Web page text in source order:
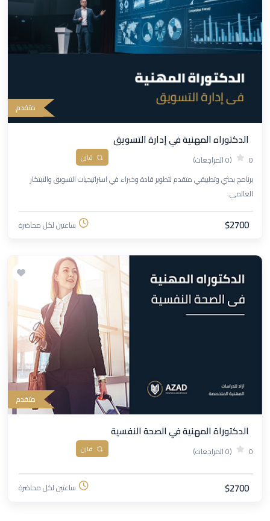
متقدم
الدكتوراه المهنية في إدارة التسويق
0 (0 المراجعات) قارن
برنامج بحثي وتطبيقي متقدم لتطوير قادة وخبراء في استراتيجيات التسويق والابتكار
العالمي.
$2700 ساعتين لكل محاضرة
متقدم
الدكتوراة المهنية في الصحة النفسية
0 (0 المراجعات) قارن
$2700 ساعتين لكل محاضرة